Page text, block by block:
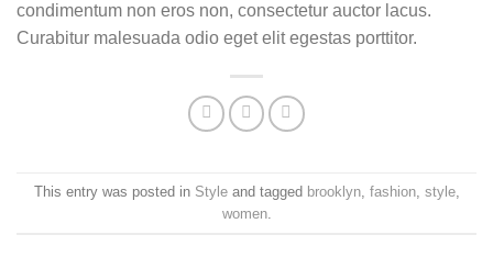
condimentum non eros non, consectetur auctor lacus.
Curabitur malesuada odio eget elit egestas porttitor.
This entry was posted in Styleand tagged brooklyn, fashion, style,
women.